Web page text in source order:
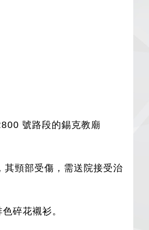
號路段的錫克教廟
頸部受傷，需送院接受治
碎花襯衫。